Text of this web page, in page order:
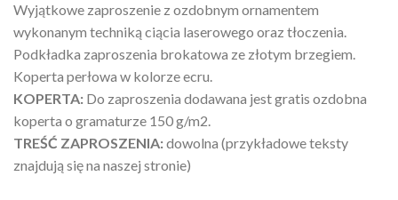
Wyjątkowe zaproszenie z ozdobnym ornamentem
wykonanym techniką ciącia laserowego oraz tłoczenia.
Podkładka zaproszenia brokatowa ze złotym brzegiem.
Koperta perłowa w kolorze ecru.
KOPERTA: Do zaproszenia dodawana jest gratis ozdobna
koperta o gramaturze 150 g/m2.
TREŚĆ ZAPROSZENIA:dowolna (przykładowe teksty
znajdują się na naszej stronie)